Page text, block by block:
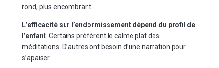
rond, plus encombrant.
L’efficacité sur l’endormissement dépend du profil de
l’enfant. Certains préfèrent le calme plat des
méditations. D’autres ont besoin d’une narration pour
s’apaiser.